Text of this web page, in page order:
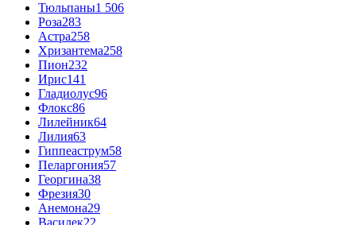
Тюльпаны1 506
Роза283
Астра258
Хризантема258
Пион232
Ирис141
Гладиолус96
Флокс86
Лилейник64
Лилия63
Гиппеаструм58
Пеларгония57
Георгина38
Фрезия30
Анемона29